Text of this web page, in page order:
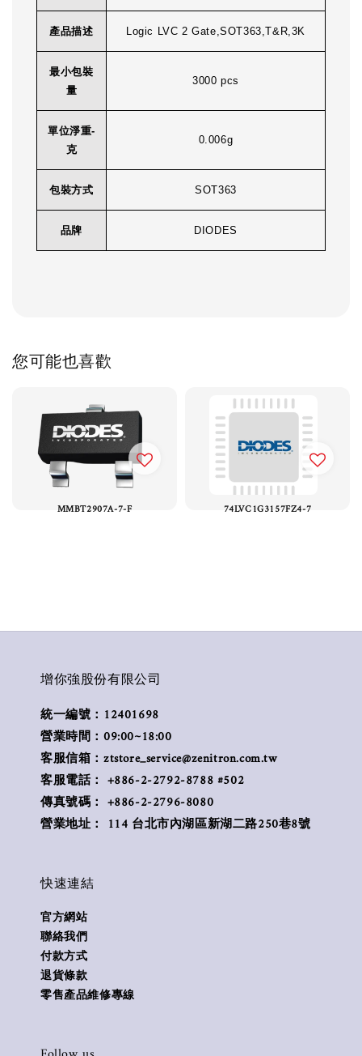
產品描述 Logic LVC 2 Gate,SOT363,T&R,3K
最小包裝
量
3000 pcs
單位淨重-
克
0.006g
包裝方式 SOT363
品牌 DIODES
您可能也喜歡
MMBT2907A-7-F 74LVC1G3157FZ4-7
增你強股份有限公司
統一編號：12401698
營業時間：09:00~18:00
客服信箱：ztstore_service@zenitron.com.tw
客服電話： +886-2-2792-8788 #502
傳真號碼： +886-2-2796-8080
營業地址： 114 台北市內湖區新湖二路250巷8號
快速連結
官方網站
聯絡我們
付款方式
退貨條款
零售產品維修專線